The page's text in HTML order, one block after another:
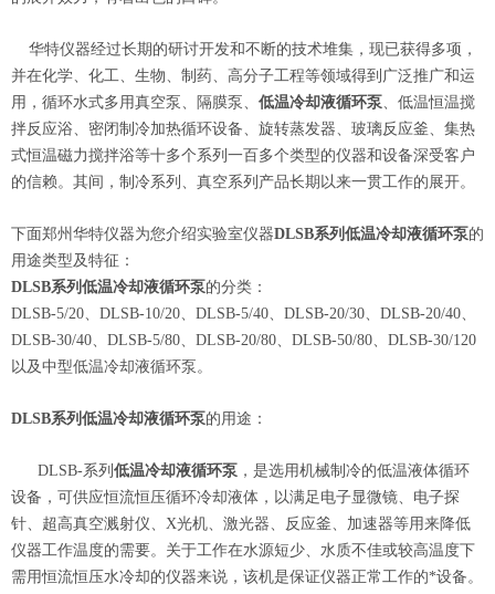
华特仪器经过长期的研讨开发和不断的技术堆集，现已获得多项，
并在化学、化工、生物、制药、高分子工程等领域得到广泛推广和运
用，循环水式多用真空泵、隔膜泵、 低温冷却液循环泵、低温恒温搅
拌反应浴、密闭制冷加热循环设备、旋转蒸发器、玻璃反应釜、集热
式恒温磁力搅拌浴等十多个系列一百多个类型的仪器和设备深受客户
的信赖。其间，制冷系列、真空系列产品长期以来一贯工作的展开。
下面郑州华特仪器为您介绍实验室仪器DLSB系列低温冷却液循环泵的
用途类型及特征：
DLSB系列低温冷却液循环泵的分类：
DLSB-5/20、DLSB-10/20、DLSB-5/40、DLSB-20/30、DLSB-20/40、
DLSB-30/40、DLSB-5/80、DLSB-20/80、DLSB-50/80、DLSB-30/120
以及中型低温冷却液循环泵。
DLSB系列低温冷却液循环泵的用途：
DLSB-系列 低温冷却液循环泵 ，是选用机械制冷的低温液体循环
设备，可供应恒流恒压循环冷却液体，以满足电子显微镜、电子探
针、超高真空溅射仪、X光机、激光器、反应釜、加速器等用来降低
仪器工作温度的需要。关于工作在水源短少、水质不佳或较高温度下
需用恒流恒压水冷却的仪器来说，该机是保证仪器正常工作的*设备。